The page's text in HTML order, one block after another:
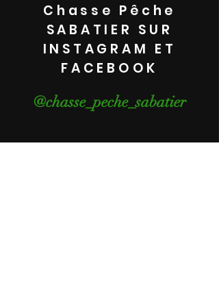
Chasse Pêche
SABATIER SUR
INSTAGRAM ET
FACEBOOK
@chasse_peche_sabatier